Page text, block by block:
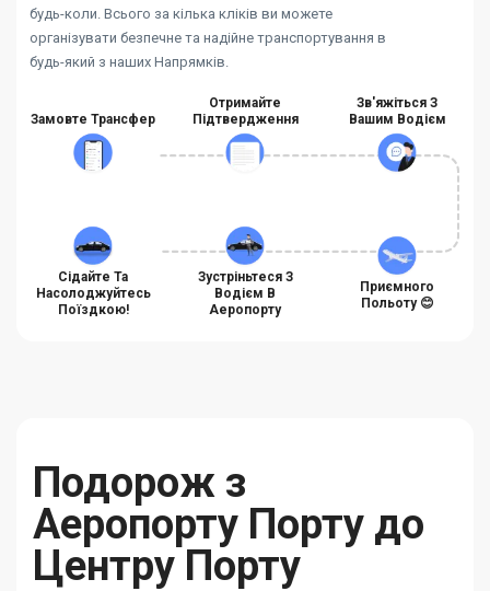
будь-коли. Всього за кілька кліків ви можете
організувати безпечне та надійне транспортування в
будь-який з наших Напрямків.
Замовте Трансфер
Отримайте
Підтвердження
Зв'яжіться З
Вашим Водієм
Сідайте Та
Насолоджуйтесь
Поїздкою!
Зустріньтеся З
Водієм В
Аеропорту
Приємного
Польоту 😊
Подорож з
Аеропорту Порту до
Центру Порту